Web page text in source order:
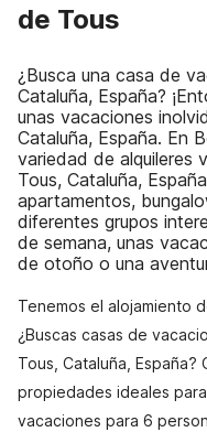
de Tous
¿Busca una casa de
Cataluña, España?
unas vacaciones
Cataluña, España. En
variedad de alquileres
Tous, Cataluña,
apartamentos,
diferentes grupos
de semana, unas
de otoño o una
Tenemos el alojamiento
¿Buscas casas de
Tous, Cataluña,
propiedades ideales
vacaciones para 6